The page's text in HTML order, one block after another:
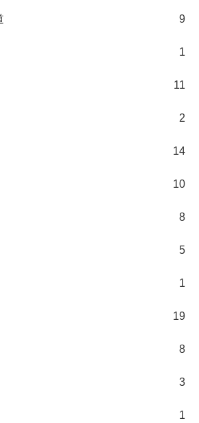
9
1
11
2
14
10
8
5
1
19
8
3
1